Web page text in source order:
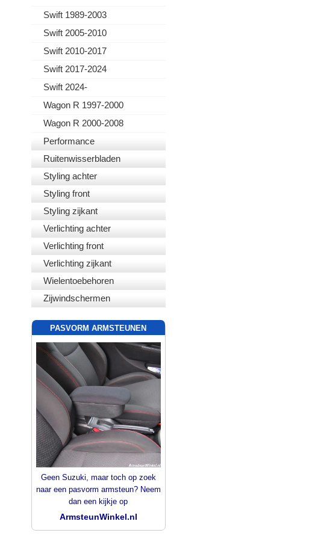
Swift 1989-2003
Swift 2005-2010
Swift 2010-2017
Swift 2017-2024
Swift 2024-
Wagon R 1997-2000
Wagon R 2000-2008
Performance
Ruitenwisserbladen
Styling achter
Styling front
Styling zijkant
Verlichting achter
Verlichting front
Verlichting zijkant
Wielentoebehoren
Zijwindschermen
PASVORM ARMSTEUNEN
Geen Suzuki, maar toch op zoek
naar een pasvorm armsteun? Neem
dan een kijkje op
ArmsteunWinkel.nl